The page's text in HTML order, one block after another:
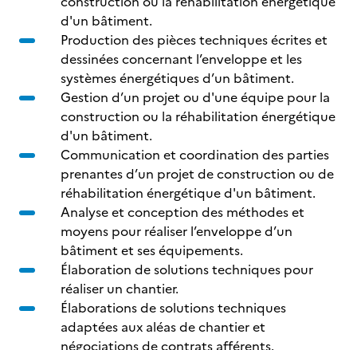
d'un bâtiment.
Production des pièces techniques écrites et
dessinées concernant l’enveloppe et les
systèmes énergétiques d’un bâtiment.
Gestion d’un projet ou d'une équipe pour la
construction ou la réhabilitation énergétique
d'un bâtiment.
Communication et coordination des parties
prenantes d’un projet de construction ou de
réhabilitation énergétique d'un bâtiment.
Analyse et conception des méthodes et
moyens pour réaliser l’enveloppe d’un
bâtiment et ses équipements.
Élaboration de solutions techniques pour
réaliser un chantier.
Élaborations de solutions techniques
adaptées aux aléas de chantier et
négociations de contrats afférents.